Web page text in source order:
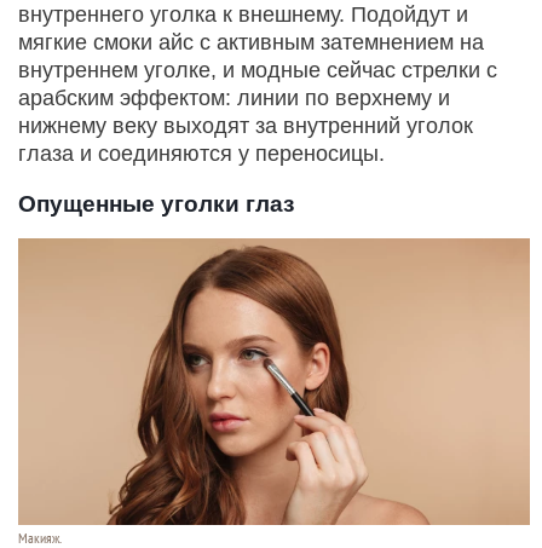
внутреннего уголка к внешнему. Подойдут и
мягкие смоки айс с активным затемнением на
внутреннем уголке, и модные сейчас стрелки с
арабским эффектом: линии по верхнему и
нижнему веку выходят за внутренний уголок
глаза и соединяются у переносицы.
Опущенные уголки глаз
Макияж.